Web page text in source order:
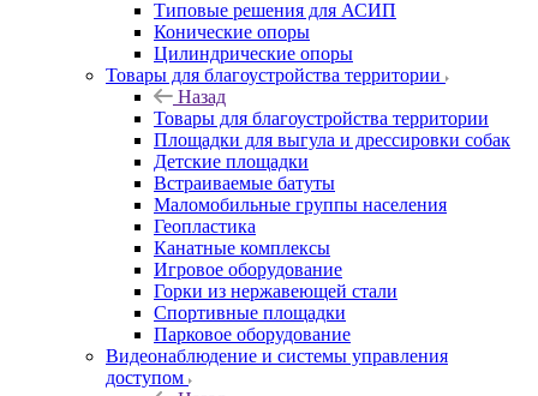
Типовые решения для АСИП
Конические опоры
Цилиндрические опоры
Товары для благоустройства территории
Назад
Товары для благоустройства территории
Площадки для выгула и дрессировки собак
Детские площадки
Встраиваемые батуты
Маломобильные группы населения
Геопластика
Канатные комплексы
Игровое оборудование
Горки из нержавеющей стали
Спортивные площадки
Парковое оборудование
Видеонаблюдение и системы управления
доступом